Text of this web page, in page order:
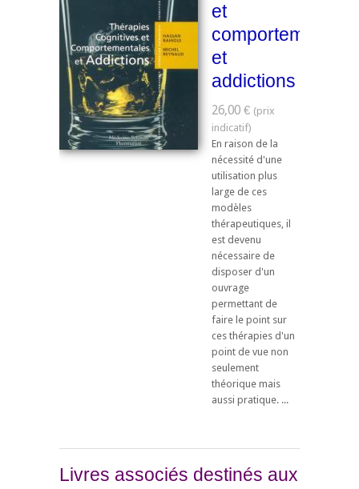
et
et
addictions
26,00 €
En raison de la
nécessité d'une
utilisation plus
large de ces
modèles
thérapeutiques, il
est devenu
nécessaire de
disposer d'un
ouvrage
permettant de
faire le point sur
ces thérapies d'un
point de vue non
seulement
théorique mais
aussi pratique. ...
Livres associés destinés aux